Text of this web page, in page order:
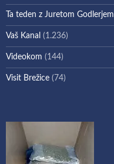
Ta teden z Juretom Godlerjem
Vaš Kanal (1.236)
Videokom (144)
Visit Brežice (74)